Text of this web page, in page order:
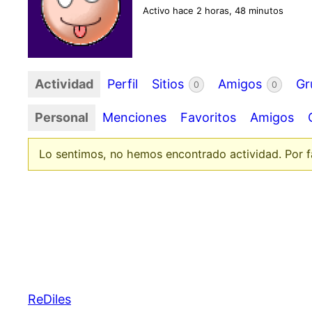
Activo hace 2 horas, 48 minutos
Actividad Perfil Sitios 0 Amigos 0
Personal Menciones Favoritos Amigos
Lo sentimos, no hemos encontrado actividad. Por
ReDiles